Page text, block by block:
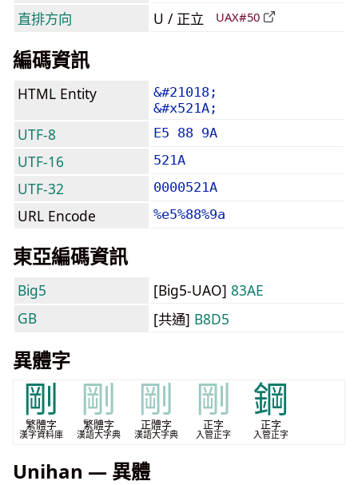
直排方向 U / 正立 UAX#50
編碼資訊
HTML Entity
&#21018;
&#x521A;
UTF-8 E5 88 9A
UTF-16 521A
UTF-32 0000521A
URL Encode %e5%88%9a
東亞編碼資訊
Big5 [Big5-UAO] 83AE
GB
[共通] B8D5
異體字
剛
繁體字
漢字資料庫
剛
繁體字
漢語大字典
剛
正體字
漢語大字典
剛
正字
入管正字
鋼
正字
入管正字
Unihan — 異體